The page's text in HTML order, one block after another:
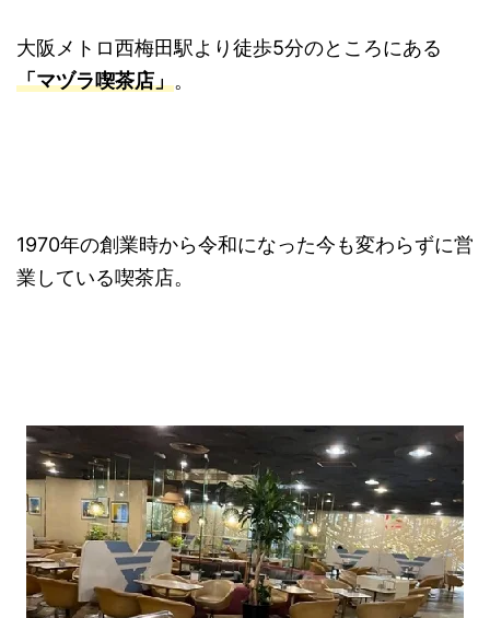
大阪メトロ西梅田駅より徒歩5分のところにある
「マヅラ喫茶店」。
1970年の創業時から令和になった今も変わらずに営
業している喫茶店。